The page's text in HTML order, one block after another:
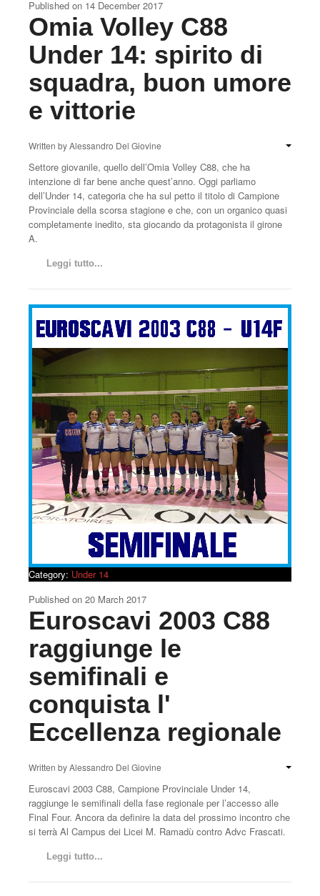
Published on 14 December 2017
Omia Volley C88
Under 14: spirito di
squadra, buon umore
e vittorie
Written byAlessandro Del Giovine
Settore giovanile, quello dell’Omia Volley C88, che ha
intenzione di far bene anche quest’anno. Oggi parliamo
dell’Under 14, categoria che ha sul petto il titolo di Campione
Provinciale della scorsa stagione e che, con un organico quasi
completamente inedito, sta giocando da protagonista il girone
A.
Leggi tutto...
Category: Under 14
Published on 20 March 2017
Euroscavi 2003 C88
raggiunge le
semifinali e
conquista l'
Eccellenza regionale
Written byAlessandro Del Giovine
Euroscavi 2003 C88, Campione Provinciale Under 14,
raggiunge le semifinali della fase regionale per l’accesso alle
Final Four. Ancora da definire la data del prossimo incontro che
si terrà Al Campus dei Licei M. Ramadù contro Advc Frascati.
Leggi tutto...